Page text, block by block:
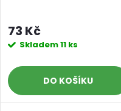
73 Kč
Skladem11 ks
DO KOŠÍKU